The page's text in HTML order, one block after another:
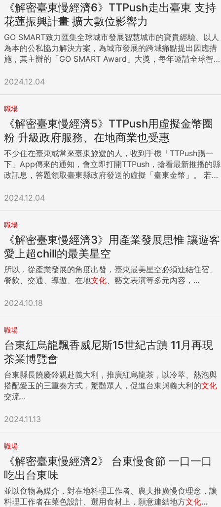
《解密臺東慢經濟6》TTPush走出臺東 支持
花蓮振興計畫 擴大數位影響力
GO SMART致力匯集全球城市發展智慧城市的寶貴經驗、以人
為本的公私協力解決方案，為城市發展的跨域痛點提出因應措
施，其主辦的「GO SMART Award」大獎，每年邀請全球智
視角、經驗，來盤點自己。 今年的GO SMART Award，共有
出，GO SMART Award的評選非常重視提案內容的
「impact」（影響力），而非單看數位規模、科技能力來打分
數，像TTPush之所以獲得評審高度評價，在於臺東縣府從解決
民眾問題、服務民眾需求的角度切入，願意突破法規障礙、整
合各部門經費、與民間技術廠商合作，運用虛擬金幣的獎勵，
放大政府服務的影響力。 TTPush的狂歡慶典「東岸舖食節」
吸引逾二千人到場。圖片來源：臺東縣政府 政府服務影響力極
眾自己來領取獎勵，也不管民眾可能不方便或兌換不到獎品，
這是沒有做到政府服務的最後一哩路。」李鎮宇認為，公部門
劃地自限的作為，是發展智慧城市最難處理的地方，而臺東縣
府主動先幫民眾設想、提出因應的解決方案，是它獲獎的核心
原因。 TTPush目前由點點國際執行營運，點點執行長約瑟夫
提及今年花蓮被地震、風災重創觀光產業，饒縣長為此向數位
發展部數位產業署爭取「普及智慧城鄉生活應用計畫」的經
費，找來點點研擬推出「TTPush支持花蓮振興方案」，把臺東
金幣跨域至花蓮使用，促進花東地區的觀光業復甦及經濟合
作。 花蓮火車站發放臺東金幣，T粉包車瘋搶圖片來源：臺東
縣政府 當TTPush準備在花蓮火車站發金幣的消息傳出後，服
務專線湧進會員的詢問電話，「活動的第一天，我看到有的會
員從臺東包車來花蓮，刷手機拿到金幣後，直接就在花蓮消
費。」約瑟夫統計3個月的振興方案期間，在花蓮發放的臺東
金幣，共為花蓮帶來五千萬元的營收，達成振興經濟的好成
績。 隨著TTPush的營運規模成長，未來臺東還會有哪些發揮
「影響力」、模式創新的政府服務，值得大家拭目以待。 [台
東縣政府廣告] ...
2024.12.04
職場
《解密臺東慢經濟5》TTPush用虛擬金幣圈
粉 升級政府服務、在地商業也受惠
不少住在臺東或常來臺東旅遊的人，收到手機「TTPush踢一
下」App傳來的通知，會立即打開TTPush，搶看最新推播的縣
政訊息，答題領取臺東縣政府發送的虛擬「臺東金幣」。 若搶
加縣府活動刷現場的QR code，也能得到金幣的獎勵。當金幣
金幣無處可花。 臺東縣政府國際發展及計畫處處長曹劍秋分享
TTPush的營運初衷，政府搭建數位服務平台，結合虛擬貨幣
「臺東金幣」，讓民眾接受縣府服務通知的同時，還能享受集
點、兌換好康的樂趣。 「很多臺東家庭是全家一起集金幣！」
負責「TTPush踢一下」的臺東縣政府國際發展及計畫處處長曹
劍秋說，有的長輩搶不到金幣，會吩咐旅外子女幫忙搜集再轉
規等最新訊息，會提醒長輩注意，親子關係也變得更好。 上
TTPush搶金幣，由眾多家庭發動後，現在已變成臺東的全民運
動。成立七年的TTPush，會員人數接近十三萬，超過臺東全縣
二十二萬人口數的一半以上；特約商店數量逐年增加，突破六
百家；發放金幣的數量更是驚人，達到二・一七億枚，成為政
府部門推動點數經濟的佼佼者。 曹劍秋指出，一些微型店家加
入TTPush特約商店，在金幣的點數經濟推波助瀾下，會員拿著
金幣上門消費，大幅帶動店家知名度與營業額成長，生意好到
開了多家分店，「而且很多小店被TTPush平台的營運、金流等
訓練後，成長到中型商店，未來就有機會做線上電商、跨境市
場的生意。」 TCar進入進入校園與偏鄉，推動環境教育圖片
來源：臺東縣政府 宣傳品改為金幣獎勵 金流循環不外溢 政府
服務App如雨後春筍般出現，在中央或六都，光單一個部會及
局處單位，大手筆一揮就能推出好幾個App，但預算不豐的臺
東縣政府，僅能開發唯一的TTPush，且還要想方設法讓它的效
益極大化。 TTPush定位明確，被倡議慢經濟、智慧城市建設
的臺東縣縣長饒慶鈴，視為政府與民眾直接溝通的數位治理工
具。歷經多年的營運，TTPush衍生出公共服務的新行銷模式，
更讓縣府各單位見識到縣政訊息直接推播到民眾手機裡、獲得
2024.12.04
職場
《解密臺東慢經濟3》用產業發展思惟 讓遊客
愛上超chill的最美星空
所以，從產業發展的角度出發，臺東最美星空必須連結住宿、
餐飲、交通、導遊、在地文化 、藝文表演等多元內容，...
2024.10.18
職場
台東紅烏龍飄香威尼斯15世紀古蹟 11月再現
茶業博覽會
台東縣長饒慶鈴親赴義大利，推廣紅烏龍茶，以冷萃、熱泡與
搭配愛玉的三重奏方式，驚豔眾人，促進台東與義大利的文化
交流...
2024.11.13
職場
《解密臺東慢經濟2》 台東慢食節 一口一口
吃出台東味
並以食物為媒介，對在地料理工作者、農夫推廣慢食理念，讓
料理工作者在菜色設計、選用食材上，願意連結地方文化...